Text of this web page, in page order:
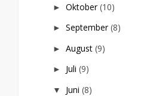
► Oktober(10)
► September(8)
► August (9)
► Juli (9)
▼ Juni (8)